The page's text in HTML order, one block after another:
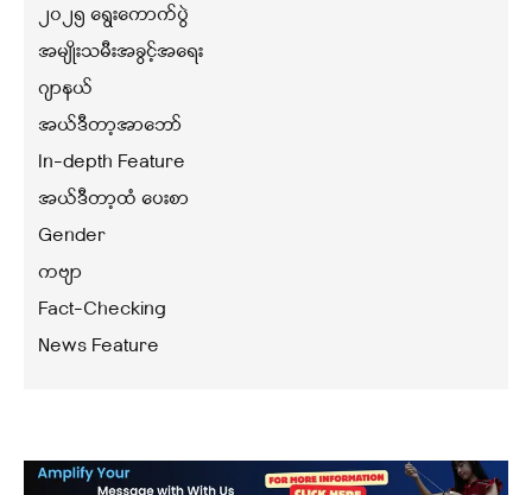
၂၀၂၅ ရွေးကောက်ပွဲ
အမျိုးသမီးအခွင့်အရေး
ဂျာနယ်
အယ်ဒီတာ့အာဘော်
In-depth Feature
အယ်ဒီတာ့ထံ ပေးစာ
Gender
ကဗျာ
Fact-Checking
News Feature